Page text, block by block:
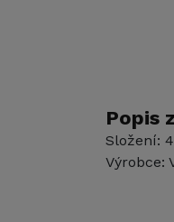
Popis
Složení:
Výrobce: